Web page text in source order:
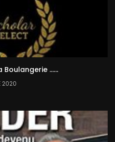
Boulangerie ……
2020